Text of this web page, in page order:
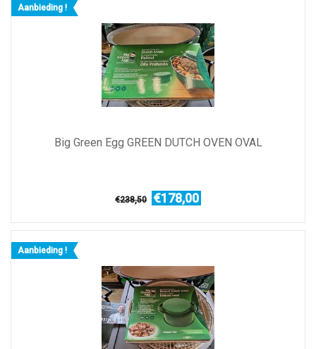
Big Green Egg GREEN DUTCH OVEN OVAL
€238,50 €178,00
Aanbieding !
Aanbieding !